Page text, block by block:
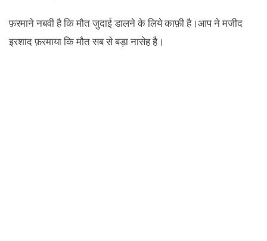
फ़रमाने नबवी है कि मौत जुदाई डालने के लिये काफ़ी है।आप ने मजीद
इरशाद फ़रमाया कि मौत सब से बड़ा नासेह है।